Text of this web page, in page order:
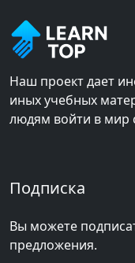
Наш проект дает
иных учебных
людям войти в мир
Подписка
Вы можете
предложения.